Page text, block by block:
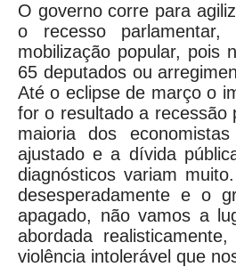
O governo corre para
o recesso
mobilização popular, pois
65 deputados ou
Até o eclipse de março o
for o resultado a
maioria dos
ajustado e a dívida
diagnósticos variam
desesperadamente e o
apagado, não vamos a
abordada
violência intolerável que